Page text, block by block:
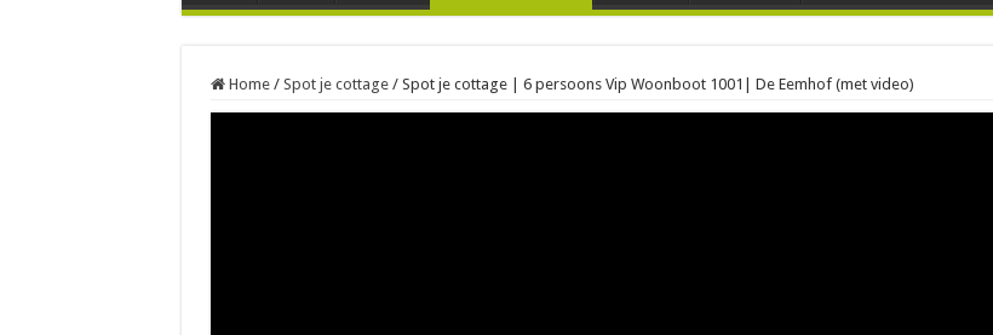
Home / Spot je cottage / Spot je cottage | 6 persoons Vip Woonboot 1001| De Eemhof (met video)